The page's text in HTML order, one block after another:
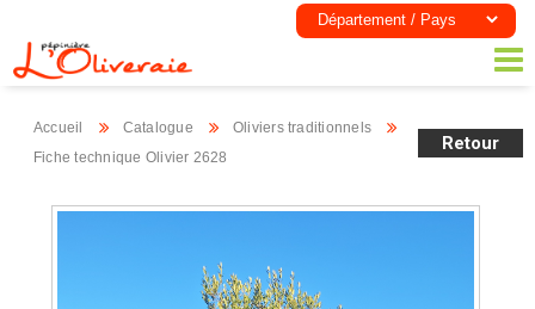
Accueil Catalogue
Oliviers traditionnels
Fiche technique Olivier 2628
Retour